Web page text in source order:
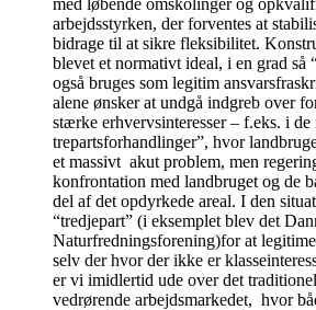
med løbende omskolinger og
arbejdsstyrken, der forventes at
bidrage til at sikre fleksibilitet.
blevet et normativt ideal, i en grad så
også bruges som legitim
alene ønsker at undgå indgreb over
stærke erhvervsinteresser – f.eks. i
trepartsforhandlinger”, hvor
et massivt akut problem, men
konfrontation med landbruget og de
del af det opdyrkede areal. I den
“tredjepart” (i eksemplet blev det
Naturfredningsforening)for at
selv der hvor der ikke er
er vi imidlertid ude over det
vedrørende arbejdsmarkedet, hvor